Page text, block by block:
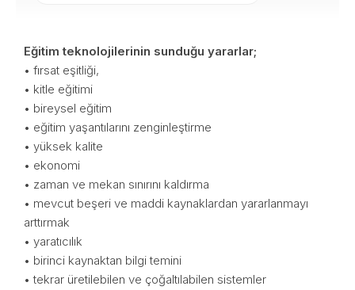
Eğitim teknolojilerinin sunduğu yararlar;
• fırsat eşitliği,
• kitle eğitimi
• bireysel eğitim
• eğitim yaşantılarını zenginleştirme
• yüksek kalite
• ekonomi
• zaman ve mekan sınırını kaldırma
• mevcut beşeri ve maddi kaynaklardan yararlanmayı
arttırmak
• yaratıcılık
• birinci kaynaktan bilgi temini
• tekrar üretilebilen ve çoğaltılabilen sistemler